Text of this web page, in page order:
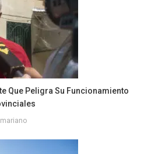
Que Peligra Su Funcionamiento
mariano